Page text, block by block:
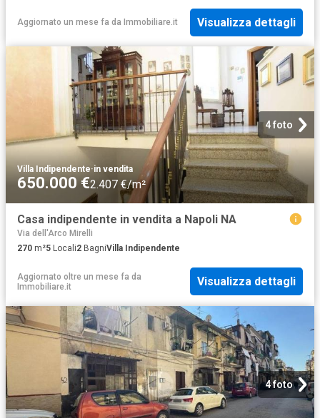
Aggiornato un mese fa da Immobiliare.it Visualizza dettagli
4 foto
Villa Indipendente·in vendita
650.000 €2.407 €/m²
Casa indipendente in vendita a Napoli NA
Via dell'Arco Mirelli
270 m²5 Locali2 BagniVilla Indipendente
Aggiornato oltre un mese fa da
Immobiliare.it
Visualizza dettagli
4 foto